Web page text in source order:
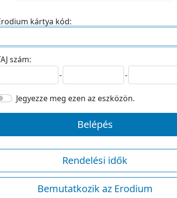
kártya kód:
szám:
-
-
Jegyezze meg ezen az eszközön.
Belépés
Rendelési idők
Bemutatkozik az Erodium